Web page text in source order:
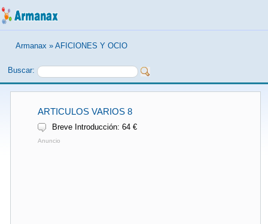
Armanax » AFICIONES Y OCIO
Buscar:
ARTICULOS VARIOS 8
Breve Introducción: 64 €
Anuncio